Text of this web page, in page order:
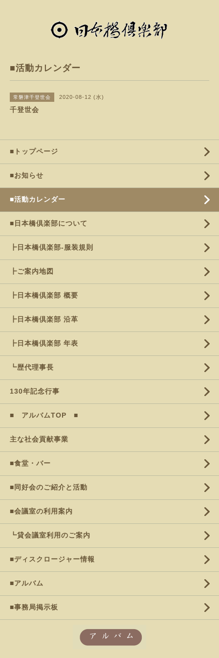
■活動カレンダー
常磐津千登世会 2020-08-12 (水)
千登世会
■トップページ
■お知らせ
■活動カレンダー
■日本橋倶楽部について
┣日本橋倶楽部-服装規則
┣ご案内地図
┣日本橋倶楽部 概要
┣日本橋倶楽部 沿革
┣日本橋倶楽部 年表
┗歴代理事長
130年記念行事
■ アルバムTOP ■
主な社会貢献事業
■食堂・バー
■同好会のご紹介と活動
■会議室の利用案内
┗貸会議室利用のご案内
■ディスクロージャー情報
■アルバム
■事務局掲示板